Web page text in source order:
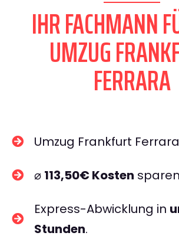
IHR FACHMANN
UMZUG
FERRARA
Umzug Frankfurt Ferrara
⌀ 113,50€ Kosten
Express-Abwicklung in
Stunden.